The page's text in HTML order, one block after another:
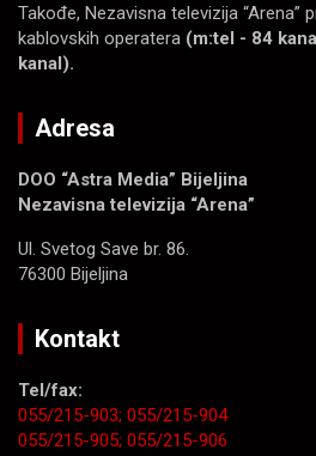
Takođe, Nezavisna televizija “Arena”
kablovskih operatera (m:tel - 84
kanal).
Adresa
DOO “Astra Media” Bijeljina
Nezavisna televizija “Arena”
Ul. Svetog Save br. 86.
76300 Bijeljina
Kontakt
Tel/fax:
055/215-903; 055/215-904
055/215-905; 055/215-906